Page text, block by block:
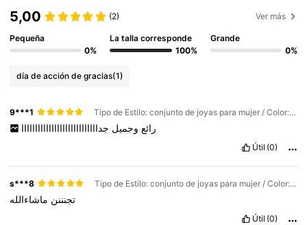
5,00 (2) Ver más
Pequeña
0%
La talla corresponde
100%
Grande
0%
día de acción de gracias(1)
9***1 Tipo de Estilo: conjunto de joyas para mujer / Color: Dorado / Talla: Unitalla
رائع وجميل جداااااااااااااااااااااااااااا
Útil (0)
s***8 Tipo de Estilo: conjunto de joyas para mujer / Color: Plateado / Talla: Unitalla
تجنننن ماشاءالله
Útil (0)